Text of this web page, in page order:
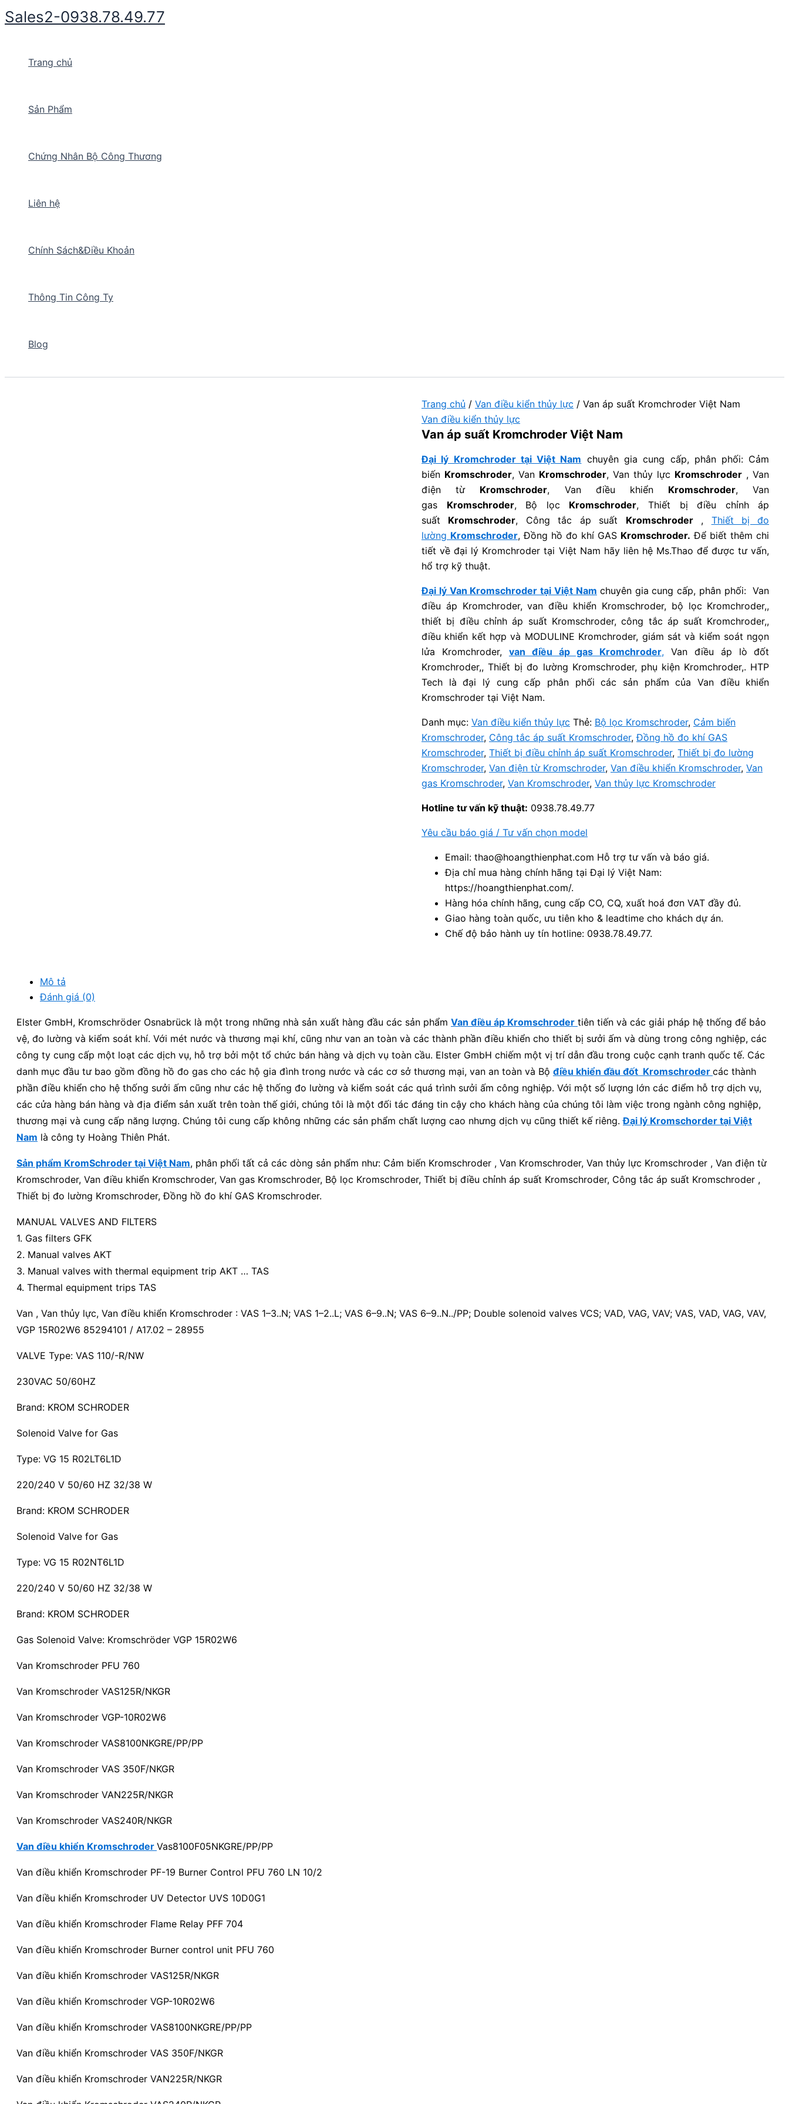
Nhảy
tới
Sales2-0938.78.49.77
Trang chủ
Sản Phẩm
Chứng Nhân Bộ Công Thương
Liên hệ
Chính Sách&Điều Khoản
Thông Tin Công Ty
Blog
Trang chủ / Van điều kiển thủy lực / Van áp suất Kromchroder Việt Nam
Van điều kiển thủy lực
Van áp suất Kromchroder Việt Nam
Đại lý Kromchroder tại Việt Nam chuyên gia cung cấp, phân phối: Cảm
biến Kromschroder, Van Kromschroder, Van thủy lực Kromschroder , Van
điện từ Kromschroder, Van điều khiển Kromschroder, Van
gas Kromschroder, Bộ lọc Kromschroder, Thiết bị điều chỉnh áp
suất Kromschroder, Công tắc áp suất Kromschroder, Thiết bị đo
lường Kromschroder, Đồng hồ đo khí GAS Kromschroder. Để biết thêm chi
tiết về đại lý Kromchroder tại Việt Nam hãy liên hệ Ms.Thao để được tư vấn,
hổ trợ kỹ thuật.
Đại lý Van Kromschroder tại Việt Nam chuyên gia cung cấp, phân phối: Van
điều áp Kromchroder, van điều khiển Kromschroder, bộ lọc Kromchroder,,
thiết bị điều chỉnh áp suất Kromschroder, công tắc áp suất Kromchroder,,
điều khiển kết hợp và MODULINE Kromchroder, giám sát và kiểm soát ngọn
lửa Kromchroder, van điều áp gas Kromchroder,Van điều áp lò đốt
Kromchroder,, Thiết bị đo lường Kromschroder, phụ kiện Kromchroder,. HTP
Tech là đại lý cung cấp phân phối các sản phẩm của Van điều khiển
Kromschroder tại Việt Nam.
Danh mục: Van điều kiển thủy lực Thẻ: Bộ lọc Kromschroder, Cảm biến
Kromschroder, Công tắc áp suất Kromschroder,Đồng hồ đo khí GAS
Kromschroder, Thiết bị điều chỉnh áp suất Kromschroder, Thiết bị đo lường
Kromschroder, Van điện từ Kromschroder, Van điều khiển Kromschroder, Van
gas Kromschroder, Van Kromschroder, Van thủy lực Kromschroder
Hotline tư vấn kỹ thuật: 0938.78.49.77
Yêu cầu báo giá / Tư vấn chọn model
Email: thao@hoangthienphat.com Hỗ trợ tư vấn và báo giá.
Địa chỉ mua hàng chính hãng tại Đại lý Việt Nam:
https://hoangthienphat.com/.
Hàng hóa chính hãng, cung cấp CO, CQ, xuất hoá đơn VAT đầy đủ.
Giao hàng toàn quốc, ưu tiên kho & leadtime cho khách dự án.
Chế độ bảo hành uy tín hotline: 0938.78.49.77.
Mô tả
Đánh giá (0)
Elster GmbH, Kromschröder Osnabrück là một trong những nhà sản xuất hàng đầu các sản phẩm Van điều áp Kromschroder tiên tiến và các giải pháp hệ thống để bảo
vệ, đo lường và kiểm soát khí. Với mét nước và thương mại khí, cũng như van an toàn và các thành phần điều khiển cho thiết bị sưởi ấm và dùng trong công nghiệp, các
công ty cung cấp một loạt các dịch vụ, hỗ trợ bởi một tổ chức bán hàng và dịch vụ toàn cầu. Elster GmbH chiếm một vị trí dẫn đầu trong cuộc cạnh tranh quốc tế. Các
danh mục đầu tư bao gồm đồng hồ đo gas cho các hộ gia đình trong nước và các cơ sở thương mại, van an toàn và Bộ điều khiển đầu đốt Kromschroder các thành
phần điều khiển cho hệ thống sưởi ấm cũng như các hệ thống đo lường và kiểm soát các quá trình sưởi ấm công nghiệp. Với một số lượng lớn các điểm hỗ trợ dịch vụ,
các cửa hàng bán hàng và địa điểm sản xuất trên toàn thế giới, chúng tôi là một đối tác đáng tin cậy cho khách hàng của chúng tôi làm việc trong ngành công nghiệp,
thương mại và cung cấp năng lượng. Chúng tôi cung cấp không những các sản phẩm chất lượng cao nhưng dịch vụ cũng thiết kế riêng.Đại lý Kromschorder tại Việt
Nam là công ty Hoàng Thiên Phát.
Sản phẩm KromSchroder tại Việt Nam, phân phối tất cả các dòng sản phẩm như: Cảm biến Kromschroder , Van Kromschroder, Van thủy lực Kromschroder , Van điện từ
Kromschroder, Van điều khiển Kromschroder, Van gas Kromschroder, Bộ lọc Kromschroder, Thiết bị điều chỉnh áp suất Kromschroder, Công tắc áp suất Kromschroder ,
Thiết bị đo lường Kromschroder, Đồng hồ đo khí GAS Kromschroder.
MANUAL VALVES AND FILTERS
1. Gas filters GFK
2. Manual valves AKT
3. Manual valves with thermal equipment trip AKT … TAS
4. Thermal equipment trips TAS
Van , Van thủy lực, Van điều khiển Kromschroder : VAS 1–3..N; VAS 1–2..L; VAS 6–9..N; VAS 6–9..N../PP; Double solenoid valves VCS; VAD, VAG, VAV; VAS, VAD, VAG, VAV,
VGP 15R02W6 85294101 / A17.02 – 28955
VALVE Type: VAS 110/-R/NW
230VAC 50/60HZ
Brand: KROM SCHRODER
Solenoid Valve for Gas
Type: VG 15 R02LT6L1D
220/240 V 50/60 HZ 32/38 W
Brand: KROM SCHRODER
Solenoid Valve for Gas
Type: VG 15 R02NT6L1D
220/240 V 50/60 HZ 32/38 W
Brand: KROM SCHRODER
Gas Solenoid Valve: Kromschröder VGP 15R02W6
Van Kromschroder PFU 760
Van Kromschroder VAS125R/NKGR
Van Kromschroder VGP-10R02W6
Van Kromschroder VAS8100NKGRE/PP/PP
Van Kromschroder VAS 350F/NKGR
Van Kromschroder VAN225R/NKGR
Van Kromschroder VAS240R/NKGR
Van điều khiển Kromschroder Vas8100F05NKGRE/PP/PP
Van điều khiển Kromschroder PF-19 Burner Control PFU 760 LN 10/2
Van điều khiển Kromschroder UV Detector UVS 10D0G1
Van điều khiển Kromschroder Flame Relay PFF 704
Van điều khiển Kromschroder Burner control unit PFU 760
Van điều khiển Kromschroder VAS125R/NKGR
Van điều khiển Kromschroder VGP-10R02W6
Van điều khiển Kromschroder VAS8100NKGRE/PP/PP
Van điều khiển Kromschroder VAS 350F/NKGR
Van điều khiển Kromschroder VAN225R/NKGR